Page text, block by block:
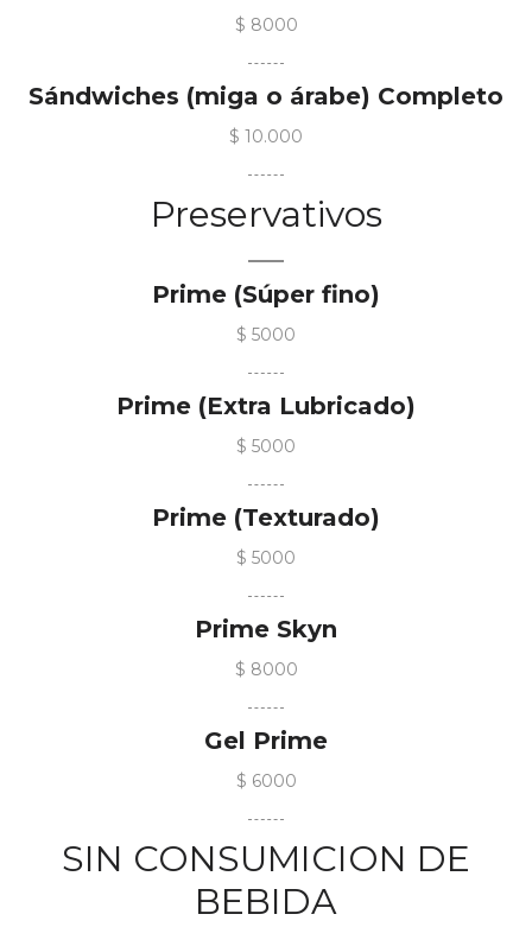
$ 8000
Sándwiches (miga o árabe) Completo
$ 10.000
Preservativos
Prime (Súper fino)
$ 5000
Prime (Extra Lubricado)
$ 5000
Prime (Texturado)
$ 5000
Prime Skyn
$ 8000
Gel Prime
$ 6000
SIN CONSUMICION DE
BEBIDA